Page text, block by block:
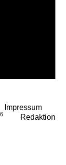
Impressum
Redaktion